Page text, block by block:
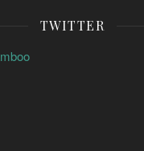
TWITTER